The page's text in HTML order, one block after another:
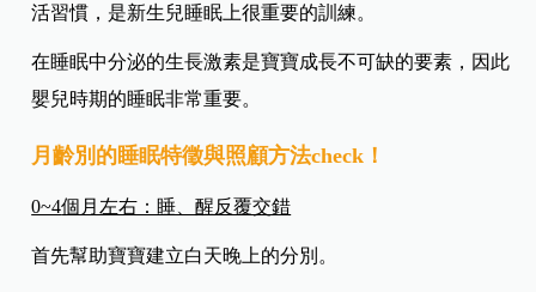
活習慣，是新生兒睡眠上很重要的訓練。
在睡眠中分泌的生長激素是寶寶成長不可缺的要素，因此
嬰兒時期的睡眠非常重要。
月齡別的睡眠特徵與照顧方法check！
0~4個月左右：睡、醒反覆交錯
首先幫助寶寶建立白天晚上的分別。